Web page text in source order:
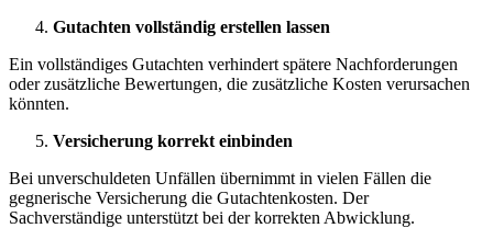
Gutachten vollständig erstellen lassen
Ein vollständiges Gutachten verhindert spätere Nachforderungen
oder zusätzliche Bewertungen, die zusätzliche Kosten verursachen
könnten.
Versicherung korrekt einbinden
Bei unverschuldeten Unfällen übernimmt in vielen Fällen die
gegnerische Versicherung die Gutachtenkosten. Der
Sachverständige unterstützt bei der korrekten Abwicklung.